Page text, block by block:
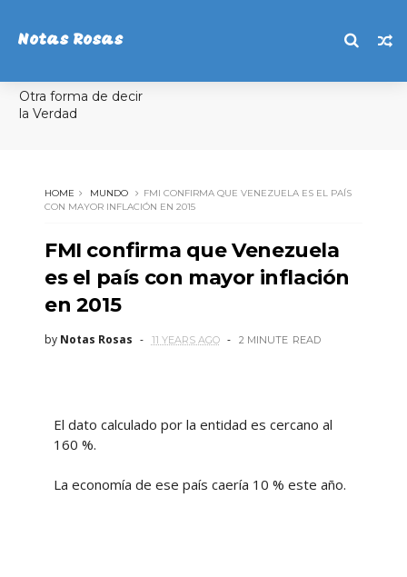
Notas Rosas
Otra forma de decir
la Verdad
HOME MUNDO
FMI CONFIRMA QUE VENEZUELA ES EL PAÍS
CON MAYOR INFLACIÓN EN 2015
FMI confirma que Venezuela
es el país con mayor inflación
en 2015
by Notas Rosas 11 YEARS AGO 2 MINUTE READ
El dato calculado por la entidad es cercano al
160 %.
La economía de ese país caería 10 % este año.